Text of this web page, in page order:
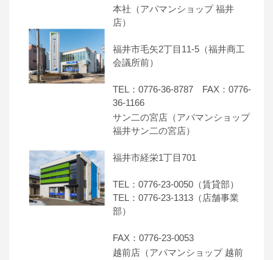
本社（アパマンショップ 福井
店）
福井市毛矢2丁目11-5（福井商工
会議所前）
TEL：0776-36-8787 FAX：0776-
36-1166
サン二の宮店（アパマンショップ
福井サン二の宮店）
福井市経栄1丁目701
TEL：0776-23-0050（賃貸部）
TEL：0776-23-1313（店舗事業
部）
FAX：0776-23-0053
越前店（アパマンショップ 越前